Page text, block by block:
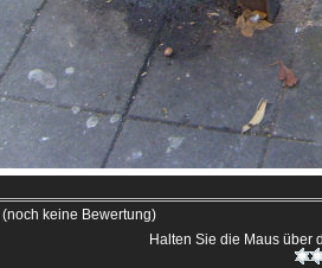
(noch keine Bewertung)
Halten Sie die Maus über